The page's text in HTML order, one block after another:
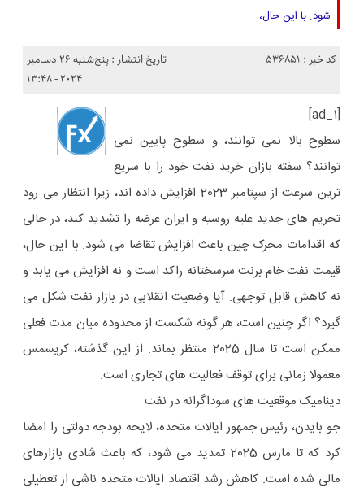
شود. با این حال،
کد خبر : 536851
تاریخ انتشار : پنج‌شنبه 26 دسامبر
2024 - 13:48
[ad_1]
سطوح بالا نمی توانند، و سطوح پایین نمی
توانند؟ سفته بازان خرید نفت خود را با سریع
ترین سرعت از سپتامبر 2023 افزایش داده اند، زیرا انتظار می رود
تحریم های جدید علیه روسیه و ایران عرضه را تشدید کند، در حالی
که اقدامات محرک چین باعث افزایش تقاضا می شود. با این حال،
قیمت نفت خام برنت سرسختانه راکد است و نه افزایش می یابد و
نه کاهش قابل توجهی. آیا وضعیت انقلابی در بازار نفت شکل می
گیرد؟ اگر چنین است، هر گونه شکست از محدوده میان مدت فعلی
ممکن است تا سال 2025 منتظر بماند. از این گذشته، کریسمس
معمولا زمانی برای توقف فعالیت های تجاری است.
دینامیک موقعیت های سوداگرانه در نفت
جو بایدن، رئیس جمهور ایالات متحده، لایحه بودجه دولتی را امضا
کرد که تا مارس 2025 تمدید می شود، که باعث شادی بازارهای
مالی شده است. کاهش رشد اقتصاد ایالات متحده ناشی از تعطیلی